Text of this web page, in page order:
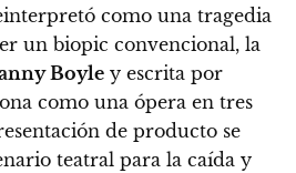
como una tragedia
un biopic convencional, la
Boyle y escrita por
como una ópera en tres
de producto se
teatral para la caída y